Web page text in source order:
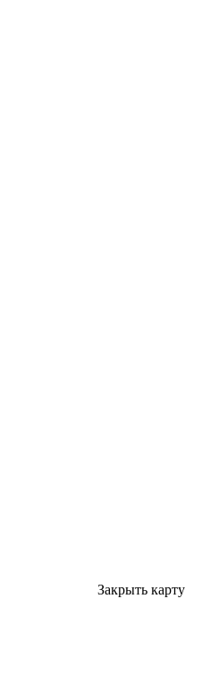
Закрыть карту